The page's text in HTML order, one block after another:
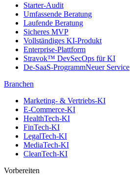
Starter-Audit
Umfassende Beratung
Laufende Beratung
Sicheres MVP
Vollständiges KI-Produkt
Enterprise-Plattform
Stravok™ DevSecOps für KI
De-SaaS-ProgrammNeuer Service
Branchen
Marketing- & Vertriebs-KI
E-Commerce-KI
HealthTech-KI
FinTech-KI
LegalTech-KI
MediaTech-KI
CleanTech-KI
Vorbereiten